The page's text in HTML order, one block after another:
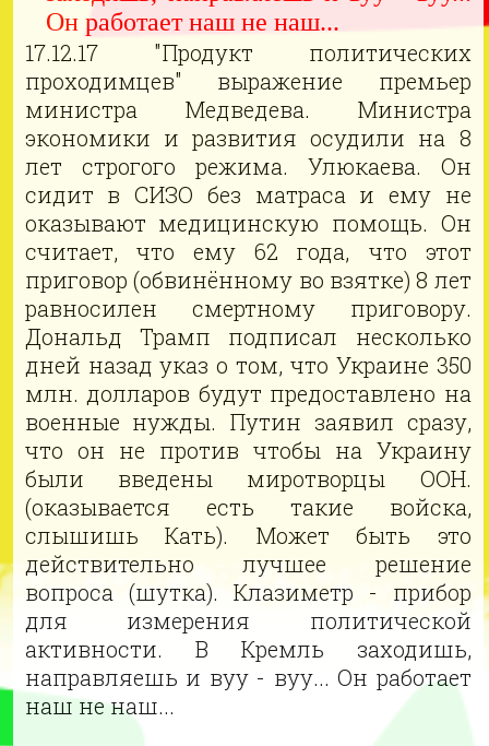
Он работает наш не наш...
17.12.17 "Продукт политических
проходимцев" выражение премьер
министра Медведева. Министра
экономики и развития осудили на 8
лет строгого режима. Улюкаева. Он
сидит в СИЗО без матраса и ему не
оказывают медицинскую помощь. Он
считает, что ему 62 года, что этот
приговор (обвинённому во взятке) 8 лет
равносилен смертному приговору.
Дональд Трамп подписал несколько
дней назад указ о том, что Украине 350
млн. долларов будут предоставлено на
военные нужды. Путин заявил сразу,
что он не против чтобы на Украину
были введены миротворцы ООН.
(оказывается есть такие войска,
слышишь Кать). Может быть это
действительно лучшее решение
вопроса (шутка). Клазиметр - прибор
для измерения политической
активности. В Кремль заходишь,
направляешь и вуу - вуу... Он работает
наш не наш...